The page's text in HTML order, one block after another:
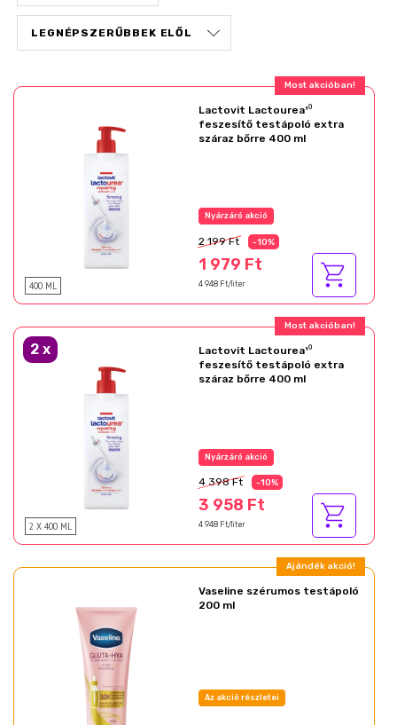
Most akcióban!
400 ML
Lactovit Lactourea¹⁰
feszesítő testápoló extra
száraz bőrre 400 ml
Nyárzáró akció
2 199 Ft -10%
1 979 Ft
4 948 Ft/liter
Most akcióban!
2 x
2 X 400 ML
Lactovit Lactourea¹⁰
feszesítő testápoló extra
száraz bőrre 400 ml
Nyárzáró akció
4 398 Ft -10%
3 958 Ft
4 948 Ft/liter
Ajándék akció!
Vaseline szérumos testápoló
200 ml
Az akció részletei